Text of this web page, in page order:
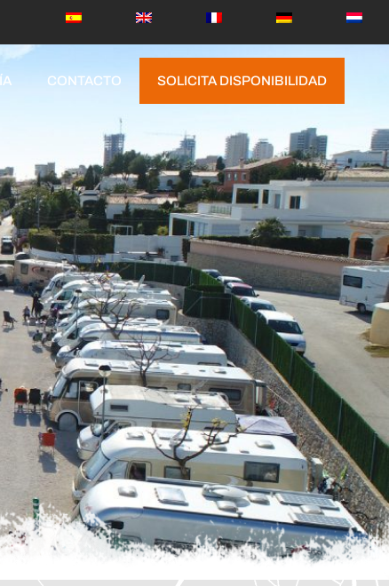
CONTACTO SOLICITA DISPONIBILIDAD